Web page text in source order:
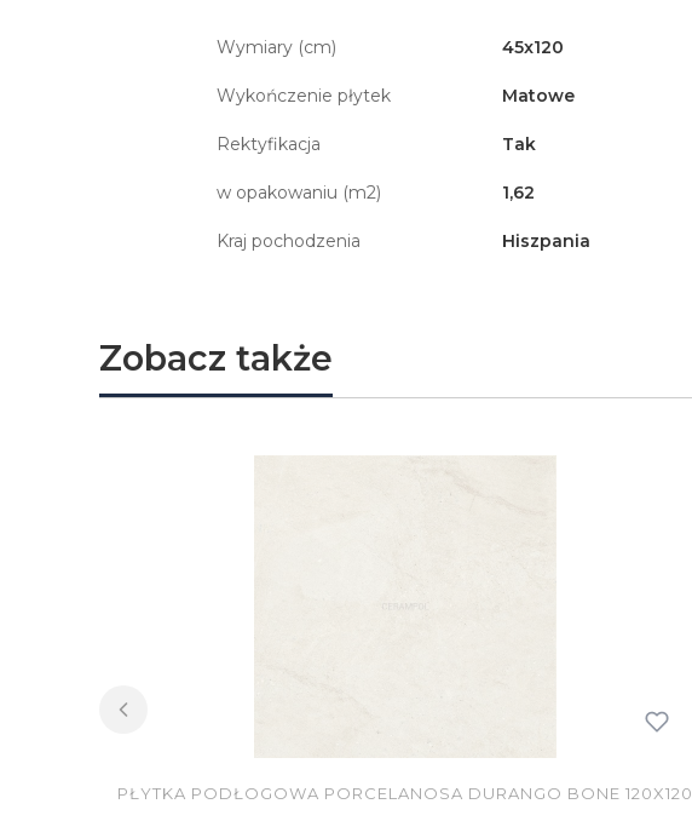
Wymiary (cm) 45x120
Wykończenie płytek Matowe
Rektyfikacja Tak
w opakowaniu (m2) 1,62
Kraj pochodzenia Hiszpania
Zobacz także
PŁYTKA PODŁOGOWA PORCELANOSA DURANGO BONE 120X120